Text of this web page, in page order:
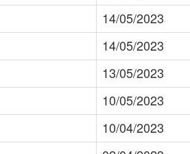
14/05/2023
14/05/2023
13/05/2023
10/05/2023
10/04/2023